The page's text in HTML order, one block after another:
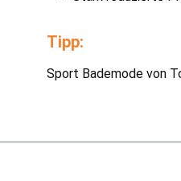
Tipp:
Sport Bademode von